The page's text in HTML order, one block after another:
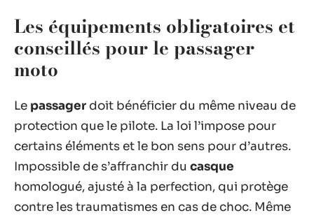
Les équipements obligatoires et
conseillés pour le passager
moto
Le passager doit bénéficier du même niveau de
protection que le pilote. La loi l’impose pour
certains éléments et le bon sens pour d’autres.
Impossible de s’affranchir du casque
homologué, ajusté à la perfection, qui protège
contre les traumatismes en cas de choc. Même